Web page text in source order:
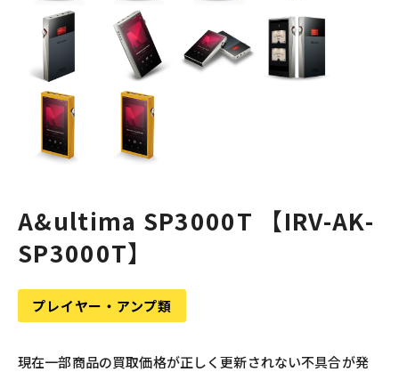
A&ultima SP3000T 【IRV-AK-
SP3000T】
プレイヤー・アンプ類
現在一部商品の買取価格が正しく更新されない不具合が発